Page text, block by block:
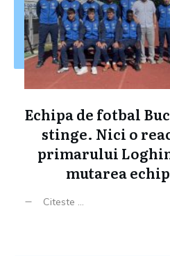
Echipa de fotbal
stinge. Nici o
primarului
mutarea
Citeste ...